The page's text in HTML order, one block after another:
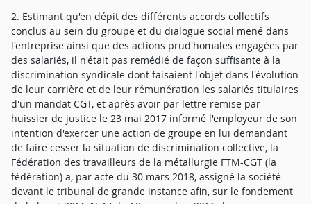
2. Estimant qu'en dépit des différents accords collectifs
conclus au sein du groupe et du dialogue social mené dans
l'entreprise ainsi que des actions prud'homales engagées par
des salariés, il n'était pas remédié de façon suffisante à la
discrimination syndicale dont faisaient l'objet dans l'évolution
de leur carrière et de leur rémunération les salariés titulaires
d'un mandat CGT, et après avoir par lettre remise par
huissier de justice le 23 mai 2017 informé l'employeur de son
intention d'exercer une action de groupe en lui demandant
de faire cesser la situation de discrimination collective, la
Fédération des travailleurs de la métallurgie FTM-CGT (la
fédération) a, par acte du 30 mars 2018, assigné la société
devant le tribunal de grande instance afin, sur le fondement